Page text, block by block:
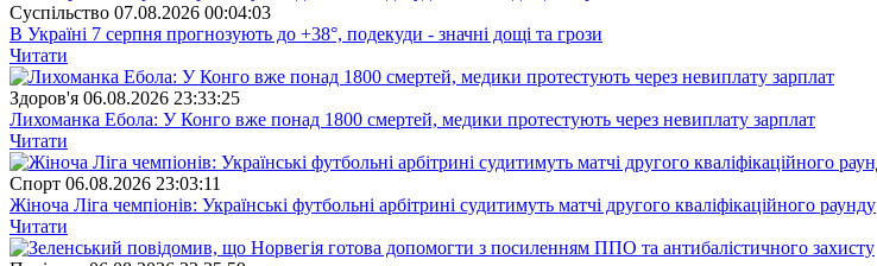
Суспiльство 07.08.2026 00:04:03
В Україні 7 серпня прогнозують до +38°, подекуди - значні дощі та грози
Читати
Здоров'я 06.08.2026 23:33:25
Лихоманка Ебола: У Конго вже понад 1800 смертей, медики протестують через невиплату зарплат
Читати
Спорт 06.08.2026 23:03:11
Жіноча Ліга чемпіонів: Українські футбольні арбітрині судитимуть матчі другого кваліфікаційного раунду
Читати